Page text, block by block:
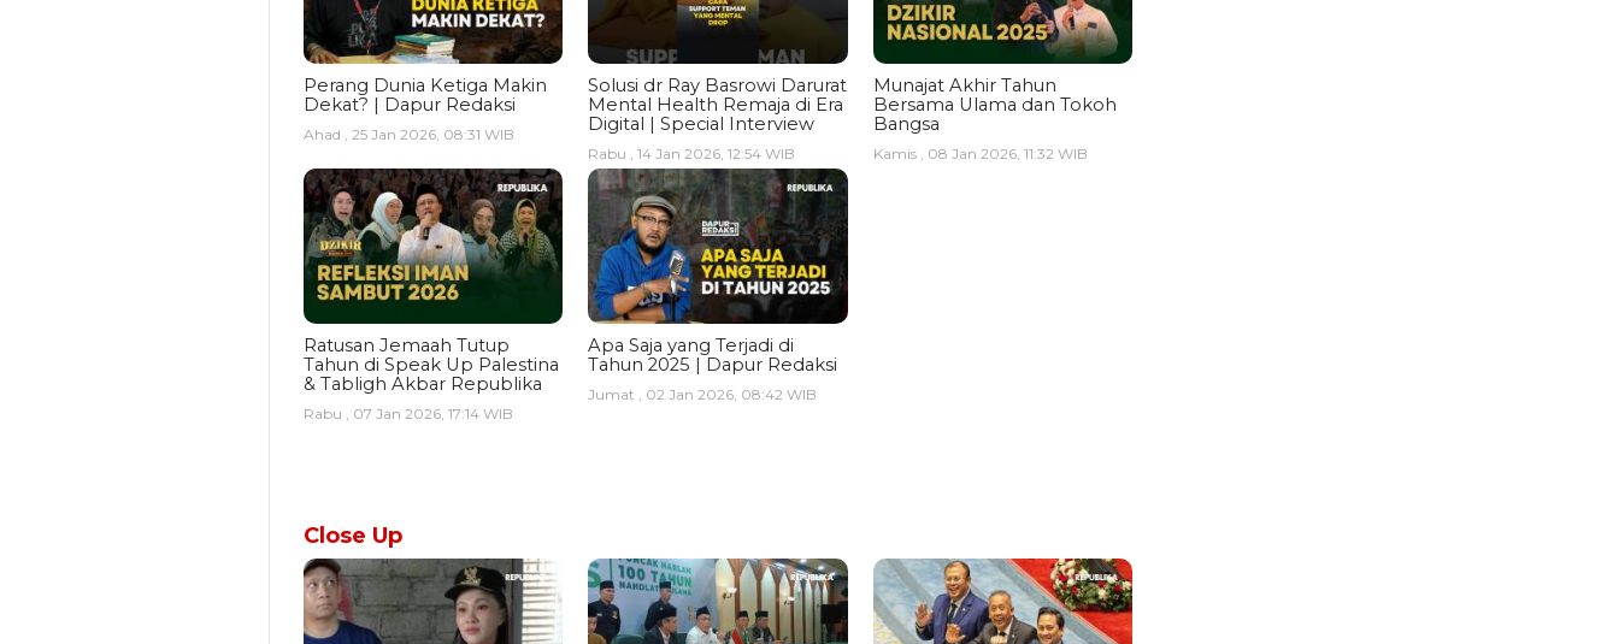
Perang Dunia Ketiga Makin
Dekat? | Dapur Redaksi
Ahad , 25 Jan 2026, 08:31 WIB
Solusi dr Ray Basrowi Darurat
Mental Health Remaja di Era
Digital | Special Interview
Rabu , 14 Jan 2026, 12:54 WIB
Munajat Akhir Tahun
Bersama Ulama dan Tokoh
Bangsa
Kamis , 08 Jan 2026, 11:32 WIB
Ratusan Jemaah Tutup
Tahun di Speak Up Palestina
& Tabligh Akbar Republika
Rabu , 07 Jan 2026, 17:14 WIB
Apa Saja yang Terjadi di
Tahun 2025 | Dapur Redaksi
Jumat , 02 Jan 2026, 08:42 WIB
Close Up